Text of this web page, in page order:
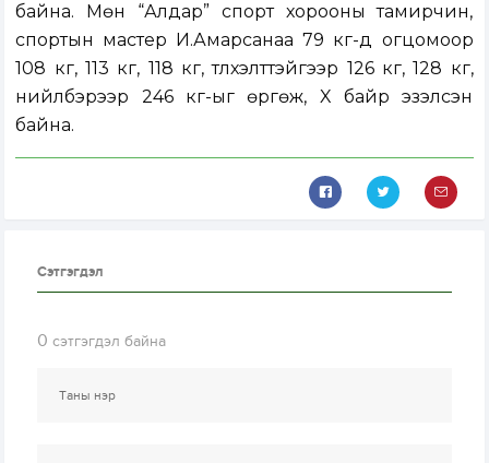
байна. Мөн “Алдар” спорт хорооны тамирчин,
спортын мастер И.Амарсанаа 79 кг-д огцомоор
108 кг, 113 кг, 118 кг, түлхэлттэйгээр 126 кг, 128 кг,
нийлбэрээр 246 кг-ыг өргөж, X байр эзэлсэн
байна.
Сэтгэгдэл
0 сэтгэгдэл байна